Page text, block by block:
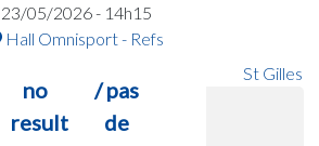
23/05/2026 - 14h15
Hall Omnisport - Refs
no
result
/ pas
de
St Gilles